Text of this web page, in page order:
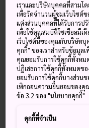
ดูบน Google Maps
ดูข้อมูลการต่อเครื่องบิน
คำสำคัญ แผนที่
photo: Tadashi Endo
courtesy: Ichihara
เราและบริษัทบุคคลที่สามโ
เพื่อวัดจำนวนผู้ชมเว็บไซต์
แต่งส่วนบุคคลที่ได้รับการป
เพื่อใช้คุณสมบัติโซเชียลมีเดี
เว็บไซต์นี้ของคุณกับบริษัทบุ
คุกกี้" ของเราสำหรับข้อมูล
คุณยอมรับการใช้คุกกี้ทั้งหม
ปฏิเสธการใช้คุกกี้ทั้งหมดข
ยอมรับการใช้คุกกี้บางส่วน
เพิกถอนความยินยอมของคุ
ข้อ 3.2 ของ "นโยบายคุกกี้"
คุกกี้ที่จำเป็น